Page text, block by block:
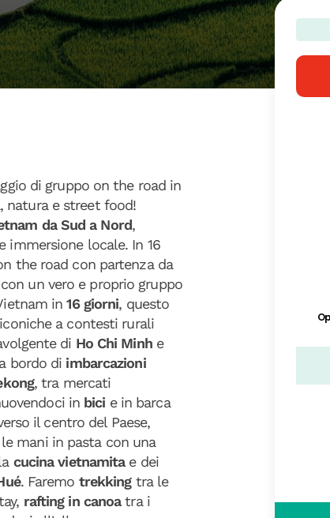
di gruppo on the road in
natura e street food!
da Sud a Nord,
locale. In 16
the road con partenza da
un vero e proprio gruppo
in16 giorni, questo
a contesti rurali
di Ho Chi Minh e
bordo di imbarcazioni
, tra mercati
in bici e in barca
il centro del Paese,
mani in pasta con una
cucina vietnamitae dei
. Faremo trekking tra le
rafting in canoatra i